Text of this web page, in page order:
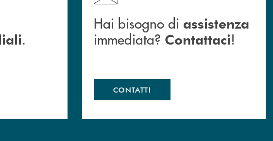
.
Hai bisogno di assistenza
immediata? Contattaci!
CONTATTI